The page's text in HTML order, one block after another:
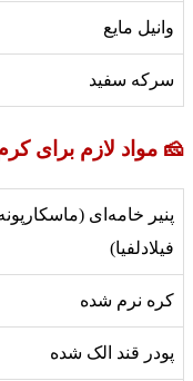
وانیل مایع
سرکه سفید
🧀 مواد لازم برای
پنیر خامه‌ای
فیلادلفیا)
کره نرم شده
پودر قند الک شده